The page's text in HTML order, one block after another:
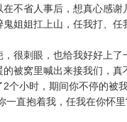
不省人事后，想真心感谢
姐姐扛上山，任我打、
很刺眼，也给我好好上了
被窝里喊出来接我们，真
个小时，期间你不停的被
一直抱着我，任我在你怀